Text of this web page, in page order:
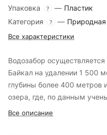
Упаковка
? — Пластик
Категория
? — Природная
Все характеристики
Водозабор
Байкал на удалении 1 500
глубины более 400 метров
озера, где, по данным
чистоты.
Все описание